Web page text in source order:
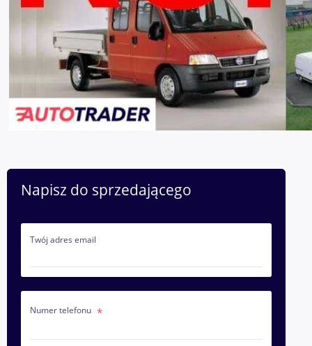
Napisz do sprzedającego
Twój adres email
Numer telefonu